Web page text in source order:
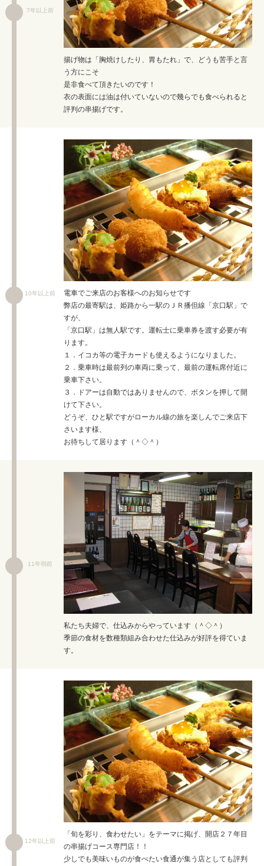
7年以上前
揚げ物は「胸焼けしたり、胃もたれ」で、どうも苦手と言
う方にこそ
是非食べて頂きたいのです！
衣の表面には油は付いていないので幾らでも食べられると
評判の串揚げです。
10年以上前
電車でご来店のお客様へのお知らせです
弊店の最寄駅は、姫路から一駅のＪＲ播但線「京口駅」で
すが、
「京口駅」は無人駅です。運転士に乗車券を渡す必要が有
ります。
１．イコカ等の電子カードも使えるようになりました。
２．乗車時は最前列の車両に乗って、最前の運転席付近に
乗車下さい。
３．ドアーは自動ではありませんので、ボタンを押して開
けて下さい。
どうぞ、ひと駅ですがローカル線の旅を楽しんでご来店下
さいます様、
お待ちして居ります（＾◇＾）
11年弱前
私たち夫婦で、仕込みからやっています（＾◇＾）
季節の食材を数種類組み合わせた仕込みが好評を得ていま
す。
12年以上前
「旬を彩り、食わせたい」をテーマに掲げ、開店２７年目
の串揚げコース専門店！！
少しでも美味いものが食べたい食通が集う店としても評判